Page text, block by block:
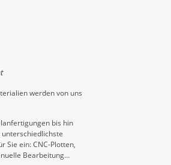
werden von uns
bis hin
Sie ein: CNC-Plotten,
Bearbeitung…